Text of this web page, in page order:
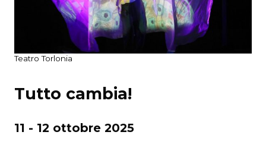
Teatro Torlonia
Tutto cambia!
11 - 12 ottobre 2025